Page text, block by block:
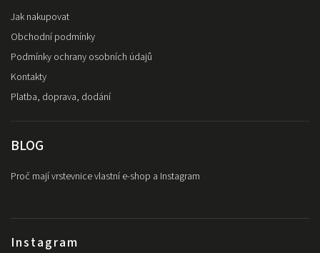
Jak nakupovat
Obchodní podmínky
Podmínky ochrany osobních údajů
Kontakty
Platba, doprava, dodání
Instagram
BLOG
Proč mají vrstevnice vlastní e-shop a Instagram